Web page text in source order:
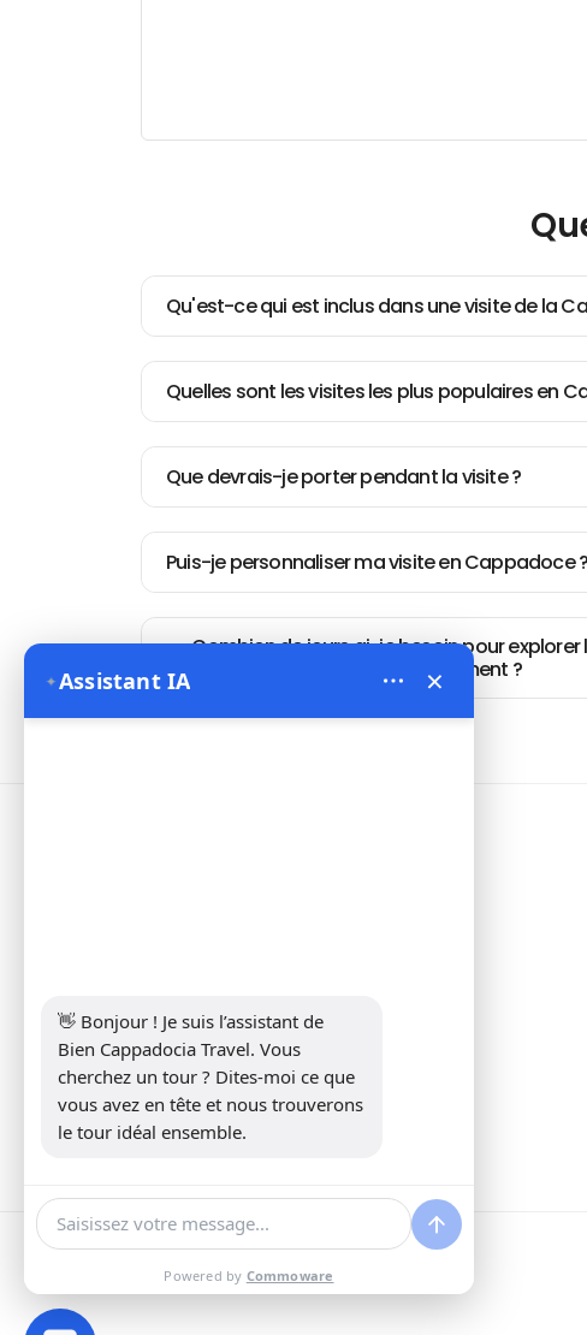
Qu'est-ce qui est inclus dans une visite de la
Quelles sont les visites les plus populaires en
Que devrais-je porter pendant la visite ?
Puis-je personnaliser ma visite en Cappadoce ?
Combien de jours ai-je besoin pour
correctement ?
✦Assistant IA ×
👋 Bonjour ! Je suis l’assistant de
Bien Cappadocia Travel. Vous
cherchez un tour ? Dites-moi ce que
vous avez en tête et nous trouverons
le tour idéal ensemble.
Powered by Commoware